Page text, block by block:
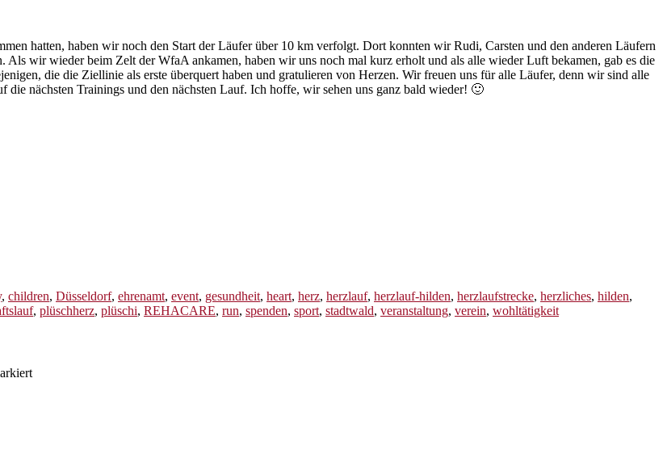
hatten, haben wir noch den Start der Läufer über 10 km verfolgt. Dort konnten wir Rudi, Carsten und den anderen Läufern
wir wieder beim Zelt der WfaA ankamen, haben wir uns noch mal kurz erholt und als alle wieder Luft bekamen, gab es die
die die Ziellinie als erste überquert haben und gratulieren von Herzen. Wir freuen uns für alle Läufer, denn wir sind alle
die nächsten Trainings und den nächsten Lauf. Ich hoffe, wir sehen uns ganz bald wieder! 🙂
, children, Düsseldorf, ehrenamt, event, gesundheit, heart, herz, herzlauf, herzlauf-hilden, herzlaufstrecke, herzliches, hilden,
, plüschherz, plüschi, REHACARE, run, spenden, sport, stadtwald, veranstaltung, verein, wohltätigkeit